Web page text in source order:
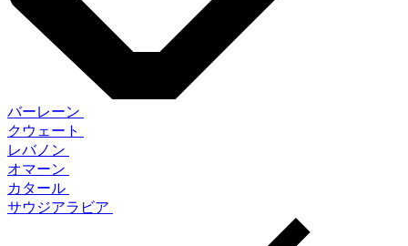
バーレーン
クウェート
レバノン
オマーン
カタール
サウジアラビア